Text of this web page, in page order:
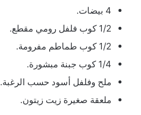
4 بيضات.
1/2 كوب فلفل رومي مقطع.
1/2 كوب طماطم مفرومة.
1/4 كوب جبنة مبشورة.
ملح وفلفل أسود حسب الرغبة.
ملعقة صغيرة زيت زيتون.